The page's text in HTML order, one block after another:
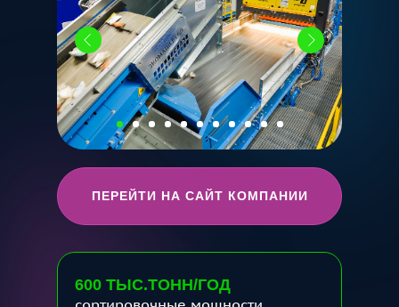
600 ТЫС.ТОНН/ГОД
ПЕРЕЙТИ НА САЙТ КОМПАНИИ